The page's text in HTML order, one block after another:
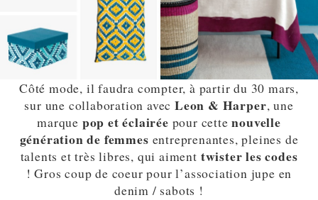
Côté mode, il faudra compter, à partir du 30 mars,
sur une collaboration avecLeon & Harper, une
marque pop et éclairée pour cettenouvelle
génération de femmes entreprenantes, pleines de
talents et très libres, qui aiment twister les codes
! Gros coup de coeur pour l’association jupe en
denim / sabots !